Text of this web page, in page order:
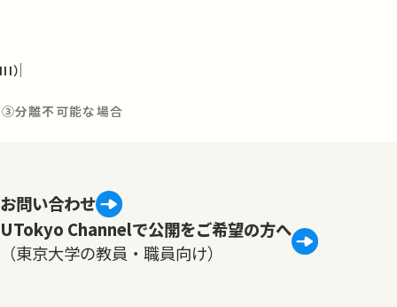
）
③分離不可能な場合
お問い合わせ
UTokyo Channelで公開をご希望の方へ
（東京大学の教員・職員向け）